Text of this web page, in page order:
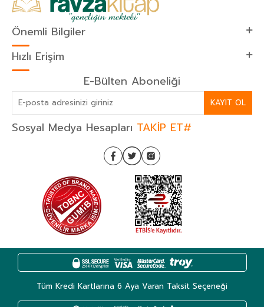
Önemli Bilgiler
Hızlı Erişim
E-Bülten Aboneliği
KAYIT OL
Sosyal Medya Hesapları TAKİP ET#
Tüm Kredi Kartlarına 6 Aya Varan Taksit Seçeneği